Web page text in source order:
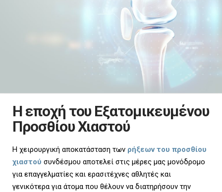
Η εποχή του Eξατομικευμένου
Προσθίου Χιαστού
Η χειρουργική αποκατάσταση των ρήξεων του προσθίου
χιαστού συνδέσμου αποτελεί στις μέρες μας μονόδρομο
για επαγγελματίες και ερασιτέχνες αθλητές και
γενικότερα για άτομα που θέλουν να διατηρήσουν την